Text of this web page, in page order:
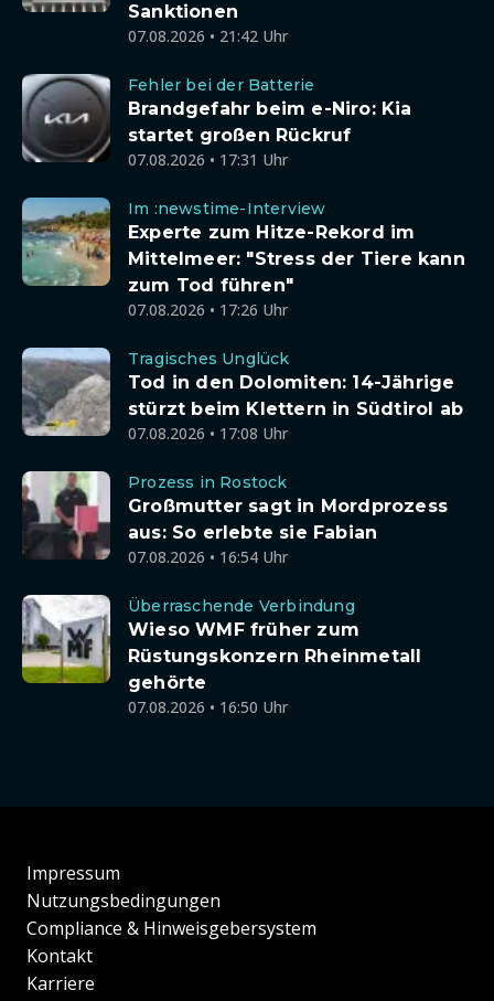
Sanktionen
07.08.2026 • 21:42 Uhr
Fehler bei der Batterie
Brandgefahr beim e-Niro: Kia
startet großen Rückruf
07.08.2026 • 17:31 Uhr
Im :newstime-Interview
Experte zum Hitze-Rekord im
Mittelmeer: "Stress der Tiere kann
zum Tod führen"
07.08.2026 • 17:26 Uhr
Tragisches Unglück
Tod in den Dolomiten: 14-Jährige
stürzt beim Klettern in Südtirol ab
07.08.2026 • 17:08 Uhr
Prozess in Rostock
Großmutter sagt in Mordprozess
aus: So erlebte sie Fabian
07.08.2026 • 16:54 Uhr
Überraschende Verbindung
Wieso WMF früher zum
Rüstungskonzern Rheinmetall
gehörte
07.08.2026 • 16:50 Uhr
Impressum
Nutzungsbedingungen
Compliance & Hinweisgebersystem
Kontakt
Karriere